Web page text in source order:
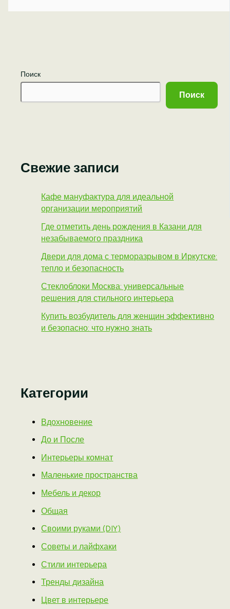
Поиск
Поиск
Свежие записи
Кафе мануфактура для идеальной
организации мероприятий
Где отметить день рождения в Казани для
незабываемого праздника
Двери для дома с терморазрывом в Иркутске:
тепло и безопасность
Стеклоблоки Москва: универсальные
решения для стильного интерьера
Купить возбудитель для женщин эффективно
и безопасно: что нужно знать
Категории
Вдохновение
До и После
Интерьеры комнат
Маленькие пространства
Мебель и декор
Общая
Своими руками (DIY)
Советы и лайфхаки
Стили интерьера
Тренды дизайна
Цвет в интерьере